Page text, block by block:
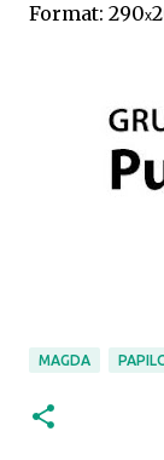
Format: 290x
MAGDA